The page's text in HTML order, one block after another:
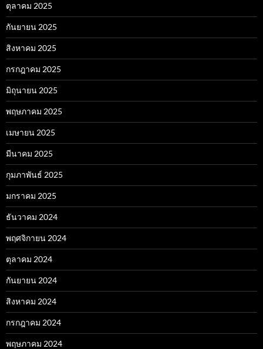
ตุลาคม 2025
กันยายน 2025
สิงหาคม 2025
กรกฎาคม 2025
มิถุนายน 2025
พฤษภาคม 2025
เมษายน 2025
มีนาคม 2025
กุมภาพันธ์ 2025
มกราคม 2025
ธันวาคม 2024
พฤศจิกายน 2024
ตุลาคม 2024
กันยายน 2024
สิงหาคม 2024
กรกฎาคม 2024
พฤษภาคม 2024